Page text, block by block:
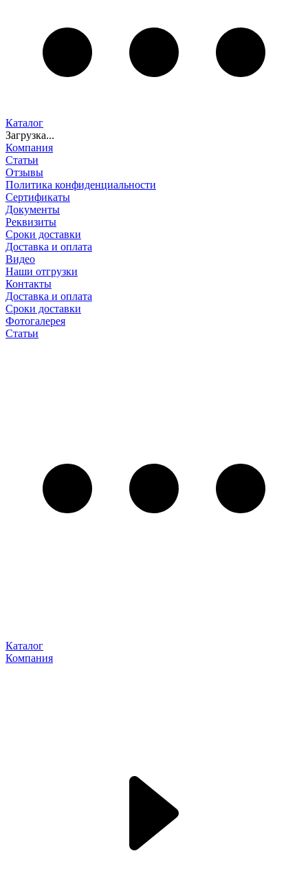
Каталог
Загрузка...
Компания
Статьи
Отзывы
Политика конфиденциальности
Сертификаты
Документы
Реквизиты
Сроки доставки
Доставка и оплата
Видео
Наши отгрузки
Контакты
Доставка и оплата
Сроки доставки
Фотогалерея
Статьи
Каталог
Компания